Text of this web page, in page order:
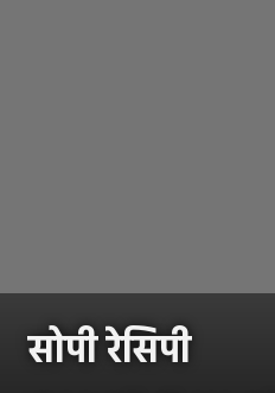
सोपी रेसिपी